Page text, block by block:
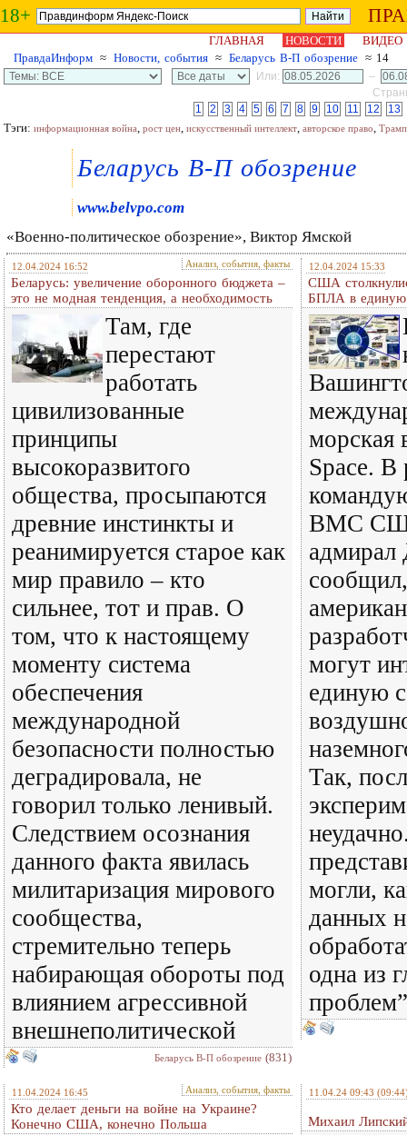
18+
ГЛАВНАЯ НОВОСТИ
ВИДЕО
ПравдаИнформ ≈ Новости, события ≈ Беларусь В-П обозрение ≈ 14
Или:
–
1
2 3 4 5 6 7 8 9 10 11 12 13
Тэги: информационная война, рост цен, искусственный интеллект, авторское право, Трамп
Беларусь В-П обозрение
www.belvpo.com
«Военно-политическое обозрение», Виктор Ямской
12.04.2024 16:52 Анализ, события, факты
Беларусь: увеличение оборонного бюджета –
это не модная тенденция, а необходимость
Там, где
перестают
работать
цивилизованные
принципы
высокоразвитого
общества, просыпаются
древние инстинкты и
реанимируется старое как
мир правило – кто
сильнее, тот и прав. О
том, что к настоящему
моменту система
обеспечения
международной
безопасности полностью
деградировала, не
говорил только ленивый.
Следствием осознания
данного факта явилась
милитаризация мирового
сообщества,
стремительно теперь
набирающая обороты под
влиянием агрессивной
внешнеполитической
Беларусь В-П обозрение (831)
12.04.2024 15:33
США
БПЛА в единую
морская
Space. В
ВМС
могут
единую
Так,
могли,
данных
одна из
11.04.2024 16:45 Анализ, события, факты
Кто делает деньги на войне на Украине?
Конечно США, конечно Польша
11.04.24 09:43
Михаил